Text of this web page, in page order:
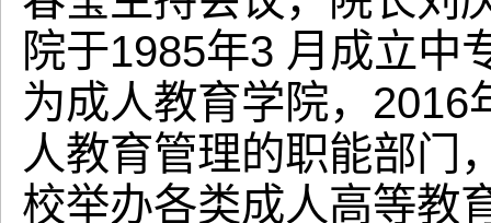
院于1985年3 月成立中
为成人教育学院，
人教育管理的职能部门
校举办各类成人高等教